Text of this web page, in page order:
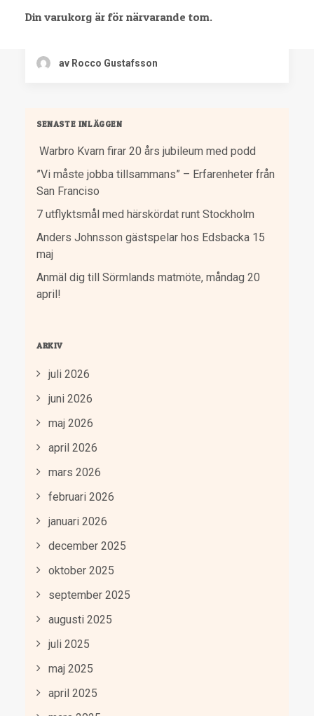
Din varukorg är för närvarande tom.
GUIDE: Juryn presenterar idag…
av Rocco Gustafsson
SENASTE INLÄGGEN
Warbro Kvarn firar 20 års jubileum med podd
”Vi måste jobba tillsammans” – Erfarenheter från
San Franciso
7 utflyktsmål med härskördat runt Stockholm
Anders Johnsson gästspelar hos Edsbacka 15
maj
Anmäl dig till Sörmlands matmöte, måndag 20
april!
ARKIV
juli 2026
juni 2026
maj 2026
april 2026
mars 2026
februari 2026
januari 2026
december 2025
oktober 2025
september 2025
augusti 2025
juli 2025
maj 2025
april 2025